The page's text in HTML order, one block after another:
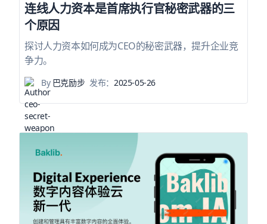
连线人力资本是首席执行官秘密武器的三
个原因
探讨人力资本如何成为CEO的秘密武器，提升企业竞
争力。
By巴克励步 发布：2025-05-26